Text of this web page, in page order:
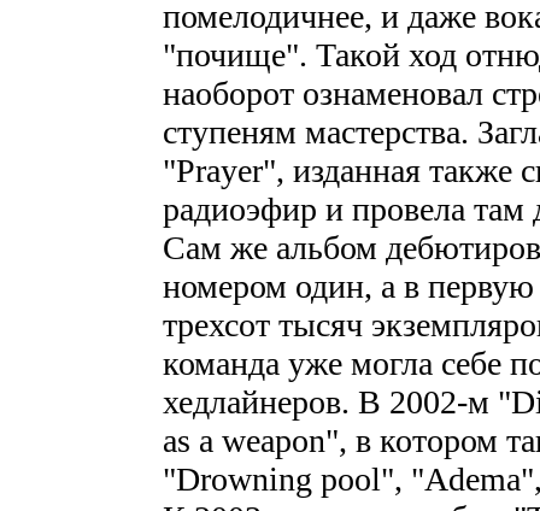
помелодичнее, и даже
"почище". Такой ход
наоборот ознаменовал
ступеням мастерства.
"Prayer", изданная также
радиоэфир и провела там
Сам же альбом
номером один, а в
трехсот тысяч
команда уже могла себе
хедлайнеров. В 2002-м
as a weapon", в котором
"Drowning pool",